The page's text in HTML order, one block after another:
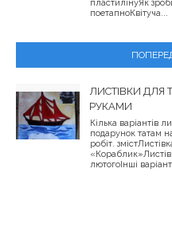
пластилінуЯк
поетапноКвітуча...
ЛИСТІВКИ ДЛЯ
РУКАМИ
Кілька варіантів
подарунок татам
робіт.
лютогоІнші